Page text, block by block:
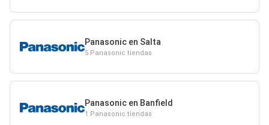
Panasonic en Salta
5 Panasonic tiendas
Panasonic en Banfield
1 Panasonic tiendas